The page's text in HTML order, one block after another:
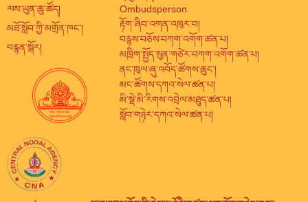
ལས་ཡུན་ཆུ་ཚོད།
མཐོ་སློབ་ཀྱི་མགྲོན་ཁང་།
བརྙན་སྐོར།
Ombudsperson
རྟོག་ཞིབ་འགན་འཁུར་བ།
བརྙས་བཅོས་བཀག་འགོག་ཚན་པ།
མཁྲིག་སྤྱོད་སུན་གཙེར་བཀག་འགོག་ཚན་པ།
ནང་ཁུལ་ཞུ་འབོད་ཚོགས་ཆུང་།
མང་ཚོགས་དཀའ་སེལ་ཚན་པ།
མི་སྡེ་མི་རིགས་འབྲེལ་མཐུད་ཚན་པ།
སློབ་གཉེར་དཀའ་སེལ་ཚན་པ།